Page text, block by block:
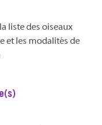
liste des oiseaux
et les modalités de